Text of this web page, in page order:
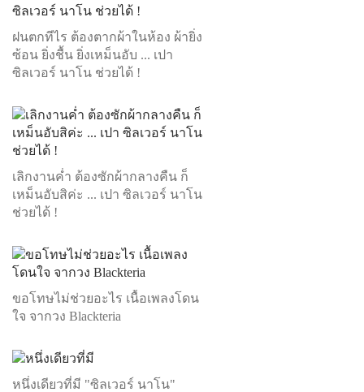
ฝนตกทีไร ต้องตากผ้าในห้อง ผ้ายิ่ง
ซ้อน ยิ่งชื้น ยิ่งเหม็นอับ ... เปา
ซิลเวอร์ นาโน ช่วยได้ !
เลิกงานค่ำ ต้องซักผ้ากลางคืน ก็
เหม็นอับสิค่ะ ... เปา ซิลเวอร์ นาโน
ช่วยได้ !
ขอโทษไม่ช่วยอะไร เนื้อเพลงโดน
ใจ จากวง Blackteria
หนึ่งเดียวที่มี "ซิลเวอร์ นาโน"